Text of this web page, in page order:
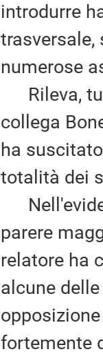
introdurre
numerose
Rileva,
collega
ha
totalità dei
parere
relatore ha
alcune
fortemente